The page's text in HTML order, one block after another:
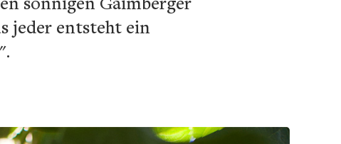
jeder entsteht ein